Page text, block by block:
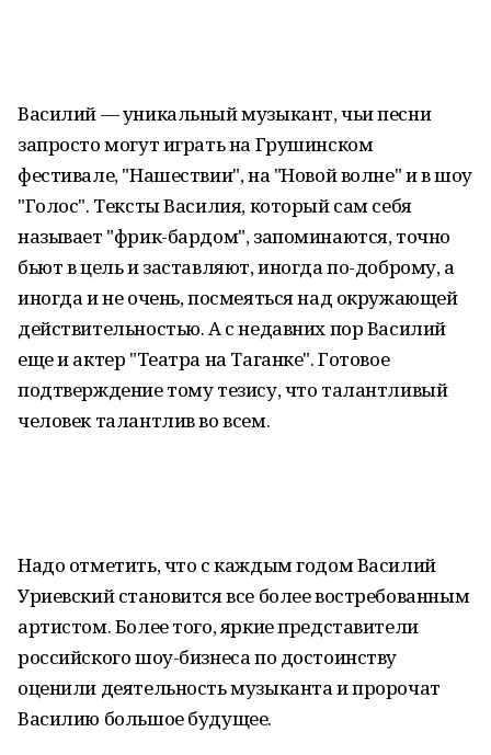
Василий — уникальный музыкант, чьи песни
запросто могут играть на Грушинском
фестивале, "Нашествии", на "Новой волне" и в шоу
"Голос". Тексты Василия, который сам себя
называет "фрик-бардом", запоминаются, точно
бьют в цель и заставляют, иногда по-доброму, а
иногда и не очень, посмеяться над окружающей
действительностью. А с недавних пор Василий
еще и актер "Театра на Таганке". Готовое
подтверждение тому тезису, что талантливый
человек талантлив во всем.
Надо отметить, что с каждым годом Василий
Уриевский становится все более востребованным
артистом. Более того, яркие представители
российского шоу-бизнеса по достоинству
оценили деятельность музыканта и пророчат
Василию большое будущее.